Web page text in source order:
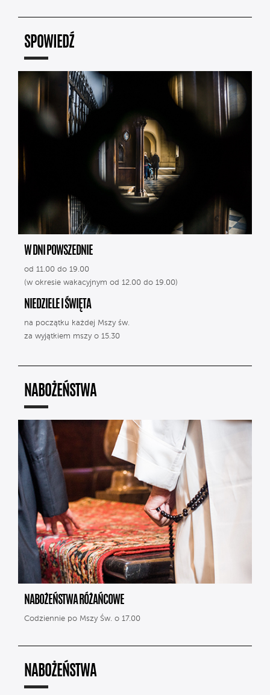
SPOWIEDŹ
W DNI POWSZEDNIE
od 11.00 do 19.00
(w okresie wakacyjnym od 12.00 do 19.00)
NIEDZIELE I ŚWIĘTA
na początku każdej Mszy św.
za wyjątkiem mszy o 15.30
NABOŻEŃSTWA
NABOŻEŃSTWA RÓŻAŃCOWE
Codziennie po Mszy Św. o 17.00
NABOŻEŃSTWA